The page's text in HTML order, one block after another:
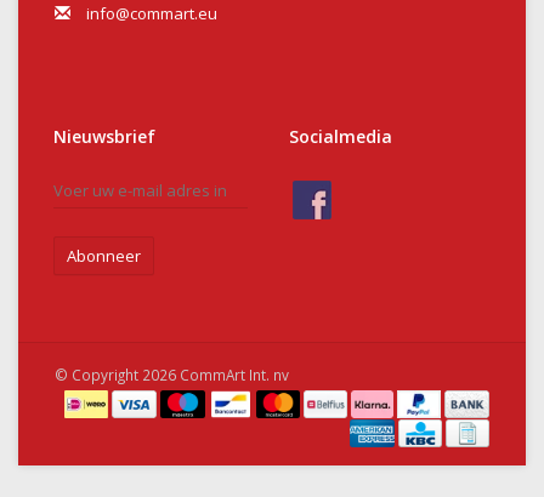
info@commart.eu
Nieuwsbrief
Abonneer
Socialmedia
© Copyright 2026 CommArt Int. nv